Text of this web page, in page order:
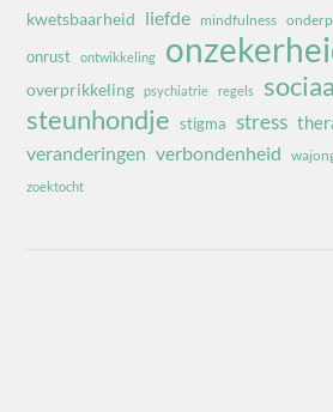
kwetsbaarheid liefde mindfulness
onrust ontwikkeling
overprikkeling psychiatrie regels
steunhondje stigma stress
veranderingen verbondenheid
zoektocht